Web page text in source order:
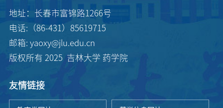
地址：长春市富锦路1266号
电话:（86-431）85619715
邮箱: yaoxy@jlu.edu.cn
版权所有 2025 吉林大学 药学院
友情链接